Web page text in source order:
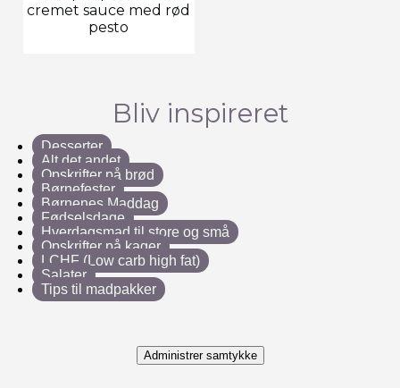
cremet sauce med rød
pesto
Bliv inspireret
Desserter
Alt det andet
Opskrifter på brød
Børnefester
Børnenes Maddag
Fødselsdage
Hverdagsmad til store og små
Opskrifter på kager
LCHF (Low carb high fat)
Salater
Tips til madpakker
Administrer samtykke